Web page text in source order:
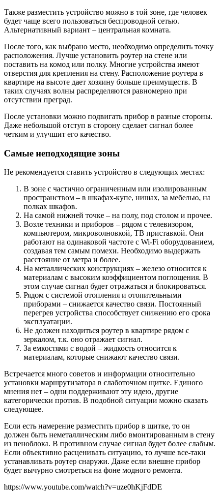
Также разместить устройство можно в той зоне, где человек
будет чаще всего пользоваться беспроводной сетью.
Альтернативный вариант – центральная комната.
После того, как выбрано место, необходимо определить точку
расположения. Лучше установить роутер на стене или
поставить на комод или полку. Многие устройства имеют
отверстия для крепления на стену. Расположение роутера в
квартире на высоте дает хозяину больше преимуществ. В
таких случаях волны распределяются равномерно при
отсутствии преград.
После установки можно подвигать прибор в разные стороны.
Даже небольшой отступ в сторону сделает сигнал более
четким и улучшит его качество.
Самые неподходящие зоны
Не рекомендуется ставить устройство в следующих местах:
В зоне с частично ограниченным или изолированным
пространством – в шкафах-купе, нишах, за мебелью, на
полках шкафов.
На самой нижней точке – на полу, под столом и прочее.
Возле техники и приборов – рядом с телевизором,
компьютером, микроволновкой, ТВ приставкой. Они
работают на одинаковой частоте с Wi-Fi оборудованием,
создавая тем самым помехи. Необходимо выдержать
расстояние от метра и более.
На металлических конструкциях – железо относится к
материалам с высоким коэффициентом поглощения. В
этом случае сигнал будет отражаться и блокироваться.
Рядом с системой отопления и отопительными
приборами – снижается качество связи. Постоянный
перегрев устройства способствует снижению его срока
эксплуатации.
Не должен находиться роутер в квартире рядом с
зеркалом, т.к. оно отражает сигнал.
За емкостями с водой – жидкость относится к
материалам, которые снижают качество связи.
Встречается много советов и информации относительно
установки маршрутизатора в слаботочном щитке. Единого
мнения нет – одни поддерживают эту идею, другие
категорически против. В подобной ситуации можно сказать
следующее.
Если есть намерение разместить прибор в щитке, то он
должен быть неметаллическим либо вмонтированным в стену
из пеноблока. В противном случае сигнал будет более слабым.
Если объективно расценивать ситуацию, то лучше все-таки
устанавливать роутер снаружи. Даже если внешне прибор
будет вычурно смотреться на фоне модного ремонта.
https://www.youtube.com/watch?v=uze0hKjFdDE